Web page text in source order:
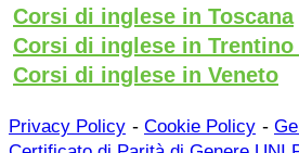
Corsi di inglese in Toscana
Corsi di inglese in Trentino
Corsi di inglese in Veneto
Privacy Policy - Cookie Policy -